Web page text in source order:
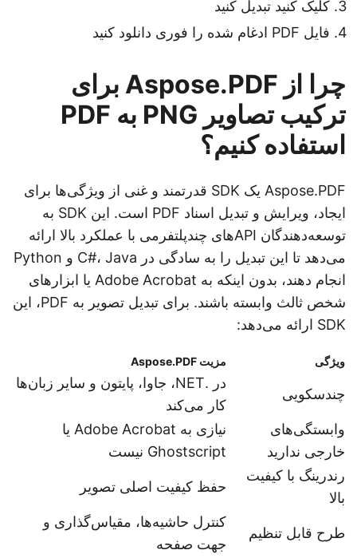
کلیک کنید تبدیل کنید
فایل PDF ادغام شده را فوری دانلود کنید
چرا از Aspose.PDF برای
ترکیب تصاویر PNG به PDF
استفاده کنیم؟
Aspose.PDF یک SDK قدرتمند و غنی از ویژگی‌ها برای
ایجاد، ویرایش و تبدیل اسناد PDF است. این SDK به
توسعه‌دهندگان APIهای چندپلتفرمی با عملکرد بالا ارائه
می‌دهد تا این تبدیل را به سادگی در C#، Java و Python
انجام دهند، بدون اینکه به Adobe Acrobat یا ابزارهای
شخص ثالث وابسته باشند. برای تبدیل تصویر به PDF، این
SDK ارائه می‌دهد:
ویژگی مزیت Aspose.PDF
چندسکویی
در .NET، جاوا، پایتون و سایر زبان‌ها
کار می‌کند
وابستگی‌های
خارجی ندارید
نیازی به Adobe Acrobat یا
Ghostscript نیست
رندرینگ با کیفیت
بالا
حفظ کیفیت اصلی تصویر
طرح قابل تنظیم
کنترل حاشیه‌ها، مقیاس‌گذاری و
جهت صفحه